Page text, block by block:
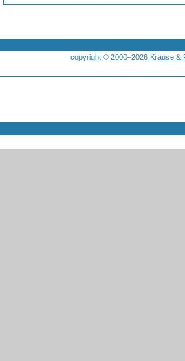
copyright © 2000–2026 Krause &